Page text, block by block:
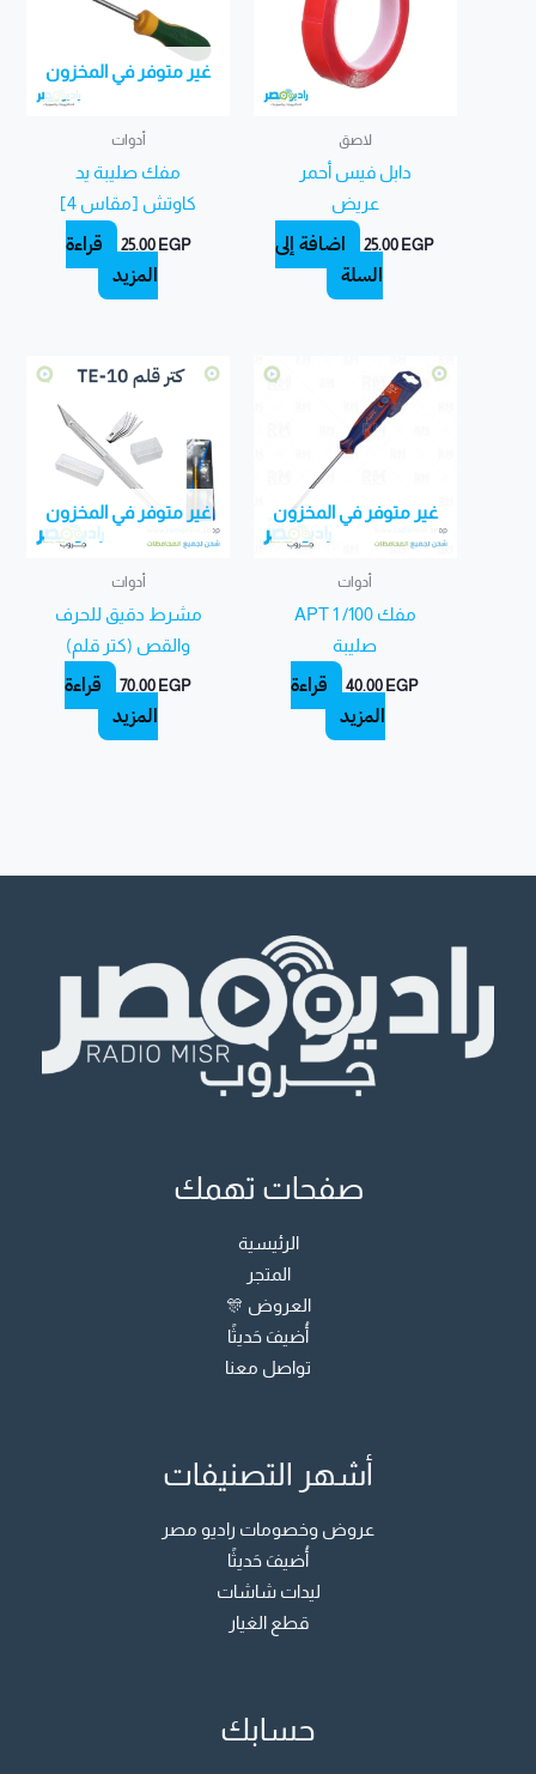
لاصق
دابل فيس أحمر
عريض
25.00 EGP
إضافة إلى
السلة
غير متوفر في المخزون
أدوات
مفك صليبة يد
كاوتش [مقاس 4]
25.00 EGP
قراءة
المزيد
غير متوفر في المخزون
أدوات
مفك APT 1 /100
صليبة
40.00 EGP
قراءة
المزيد
غير متوفر في المخزون
أدوات
مشرط دقيق للحرف
والقص (كتر قلم)
70.00 EGP
قراءة
المزيد
صفحات تهمك
الرئيسية
المتجر
العروض 🎊
أُضيفَ حَديثًا
تواصل معنا
أشهر التصنيفات
عروض وخصومات راديو مصر
أُضيفَ حَديثًا
ليدات شاشات
قطع الغيار
حسابك